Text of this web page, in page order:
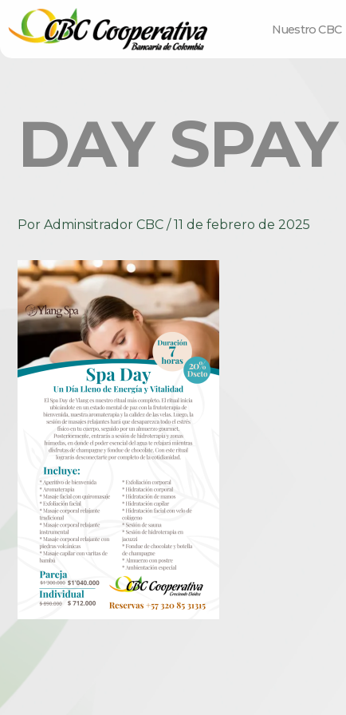
Nuestro CBC
DAY
Por Adminsitrador CBC / 11 de febrero de 2025